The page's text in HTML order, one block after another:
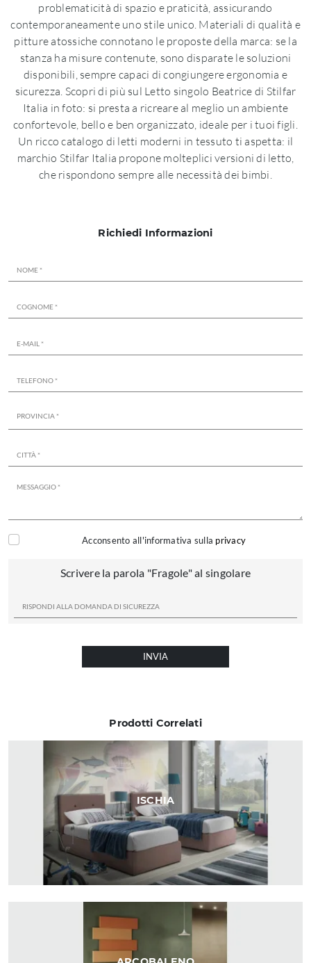
problematicità di spazio e praticità, assicurando
contemporaneamente uno stile unico. Materiali di qualità e
pitture atossiche connotano le proposte della marca: se la
stanza ha misure contenute, sono disparate le soluzioni
disponibili, sempre capaci di congiungere ergonomia e
sicurezza. Scopri di più sul Letto singolo Beatrice di Stilfar
Italia in foto: si presta a ricreare al meglio un ambiente
confortevole, bello e ben organizzato, ideale per i tuoi figli.
Un ricco catalogo di letti moderni in tessuto ti aspetta: il
marchio Stilfar Italia propone molteplici versioni di letto,
che rispondono sempre alle necessità dei bimbi.
Prodotti Correlati
ISCHIA
Richiedi Informazioni
Acconsento all'informativa sulla privacy
Scrivere la parola "Fragole" al singolare
INVIA